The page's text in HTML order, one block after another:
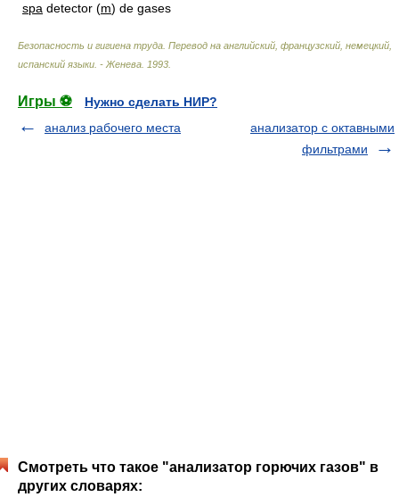
spa detector (m) de gases
Безопасность и гигиена труда. Перевод на английский, французский, немецкий,
испанский языки. - Женева 1993
Игры ⚽
Нужно сделать НИР?
анализ рабочего места
анализатор с октавными
фильтрами
Смотреть что такое "анализатор горючих газов" в
других словарях: